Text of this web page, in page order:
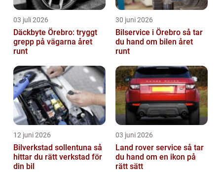
03 juli 2026
Däckbyte Örebro: tryggt
grepp på vägarna året
runt
30 juni 2026
Bilservice i Örebro så tar
du hand om bilen året
runt
12 juni 2026
Bilverkstad sollentuna så
hittar du rätt verkstad för
din bil
03 juni 2026
Land rover service så tar
du hand om en ikon på
rätt sätt